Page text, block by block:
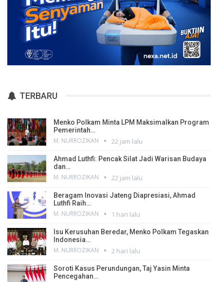
TERBARU
Menko Polkam Minta LPM Maksimalkan Program
Pemerintah…
M. NURROZIKAN 22 jam lalu
Ahmad Luthfi: Pencak Silat Jadi Warisan Budaya
dan…
M. NURROZIKAN 22 jam lalu
Beragam Inovasi Jateng Diapresiasi, Ahmad
Luthfi Raih…
M. NURROZIKAN 1 hari lalu
Isu Kerusuhan Beredar, Menko Polkam Tegaskan
Indonesia…
M. NURROZIKAN 2 hari lalu
Soroti Kasus Perundungan, Taj Yasin Minta
Pencegahan…